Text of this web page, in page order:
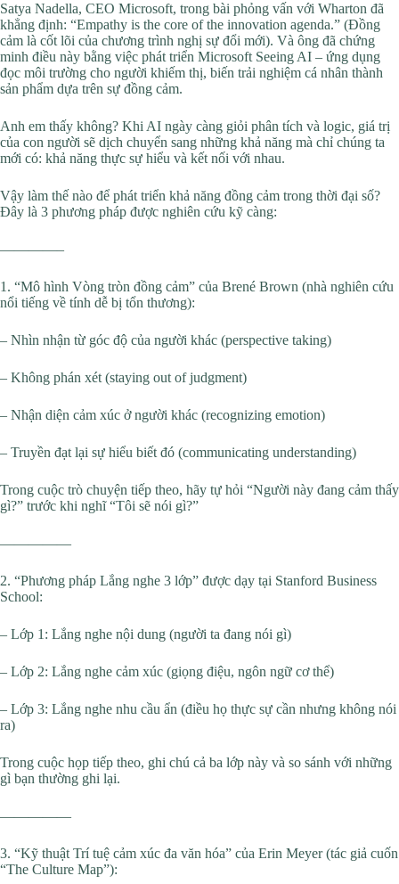
Satya Nadella, CEO Microsoft, trong bài phỏng vấn với Wharton đã
khẳng định: “Empathy is the core of the innovation agenda.” (Đồng
cảm là cốt lõi của chương trình nghị sự đổi mới). Và ông đã chứng
minh điều này bằng việc phát triển Microsoft Seeing AI – ứng dụng
đọc môi trường cho người khiếm thị, biến trải nghiệm cá nhân thành
sản phẩm dựa trên sự đồng cảm.
Anh em thấy không? Khi AI ngày càng giỏi phân tích và logic, giá trị
của con người sẽ dịch chuyển sang những khả năng mà chỉ chúng ta
mới có: khả năng thực sự hiểu và kết nối với nhau.
Vậy làm thế nào để phát triển khả năng đồng cảm trong thời đại số?
Đây là 3 phương pháp được nghiên cứu kỹ càng:
————–
1. “Mô hình Vòng tròn đồng cảm” của Brené Brown (nhà nghiên cứu
nổi tiếng về tính dễ bị tổn thương):
– Nhìn nhận từ góc độ của người khác (perspective taking)
– Không phán xét (staying out of judgment)
– Nhận diện cảm xúc ở người khác (recognizing emotion)
– Truyền đạt lại sự hiểu biết đó (communicating understanding)
Trong cuộc trò chuyện tiếp theo, hãy tự hỏi “Người này đang cảm thấy
gì?” trước khi nghĩ “Tôi sẽ nói gì?”
—————
2. “Phương pháp Lắng nghe 3 lớp” được dạy tại Stanford Business
School:
– Lớp 1: Lắng nghe nội dung (người ta đang nói gì)
– Lớp 2: Lắng nghe cảm xúc (giọng điệu, ngôn ngữ cơ thể)
– Lớp 3: Lắng nghe nhu cầu ẩn (điều họ thực sự cần nhưng không nói
ra)
Trong cuộc họp tiếp theo, ghi chú cả ba lớp này và so sánh với những
gì bạn thường ghi lại.
—————
3. “Kỹ thuật Trí tuệ cảm xúc đa văn hóa” của Erin Meyer (tác giả cuốn
“The Culture Map”):